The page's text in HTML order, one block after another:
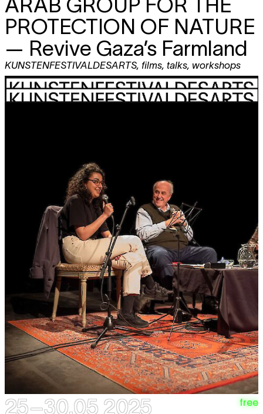
ARAB GROUP FOR THE
PROTECTION OF NATURE
— Revive Gaza’s Farmland
KUNSTENFESTIVALDESARTS, films, talks, workshops
25–30.05 2025 free